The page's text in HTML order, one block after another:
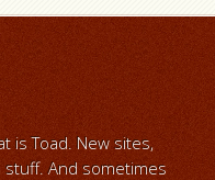
is Toad. New sites,
And sometimes